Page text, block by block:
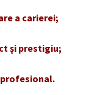
a carierei;
şi prestigiu;